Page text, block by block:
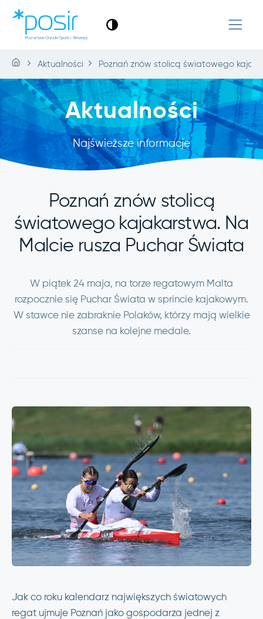
Aktualności Poznań znów stolicą światowego
Aktualności
Najświeższe informacje
Poznań znów stolicą
światowego kajakarstwa. Na
Malcie rusza Puchar Świata
W piątek 24 maja, na torze regatowym Malta
rozpocznie się Puchar Świata w sprincie kajakowym.
W stawce nie zabraknie Polaków, którzy mają wielkie
szanse na kolejne medale.
Jak co roku kalendarz największych światowych
regat ujmuje Poznań jako gospodarza jednej z